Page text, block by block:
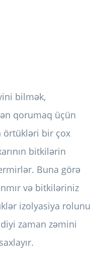
bilmək,
qorumaq üçün
örtükləri bir çox
bitkilərin
Buna görə
və bitkiləriniz
izolyasiya rolunu
zaman zəmini